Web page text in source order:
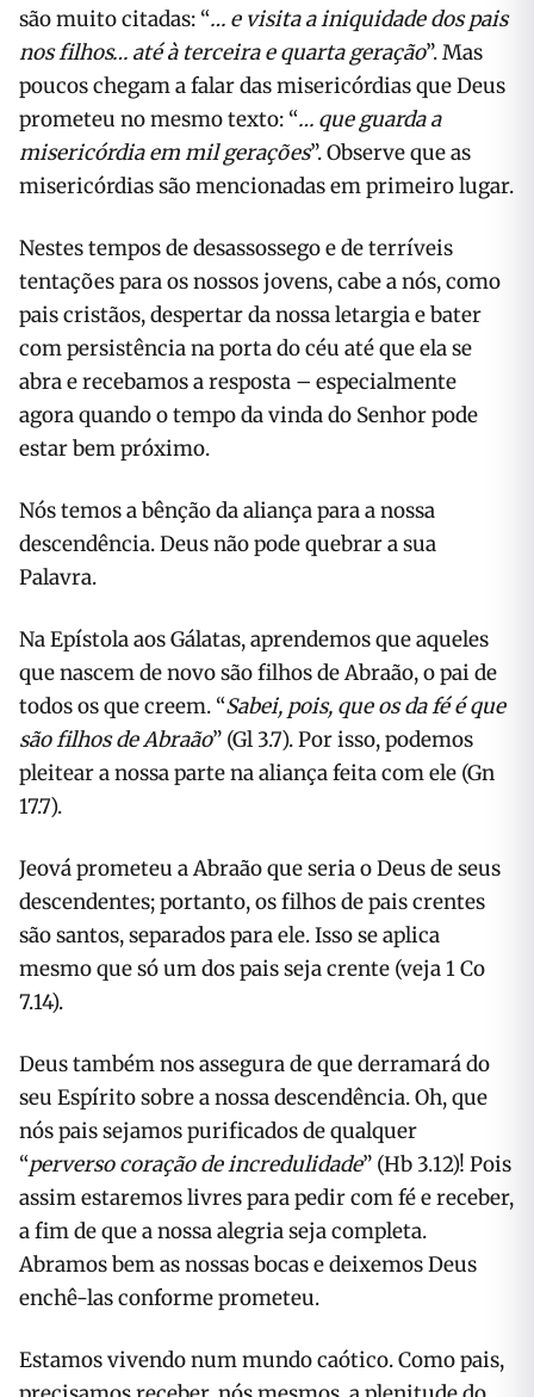
são muito citadas: “… e visita a iniquidade dos pais
nos filhos… até à terceira e quarta geração”.Mas
poucos chegam a falar das misericórdias que Deus
prometeu no mesmo texto: “… que guarda a
misericórdia em mil gerações”.Observe que as
misericórdias são mencionadas em primeiro lugar.
Nestes tempos de desassossego e de terríveis
tentações para os nossos jovens, cabe a nós, como
pais cristãos, despertar da nossa letargia e bater
com persistência na porta do céu até que ela se
abra e recebamos a resposta – especialmente
agora quando o tempo da vinda do Senhor pode
estar bem próximo.
Nós temos a bênção da aliança para a nossa
descendência. Deus não pode quebrar a sua
Palavra.
Na Epístola aos Gálatas, aprendemos que aqueles
que nascem de novo são filhos de Abraão, o pai de
todos os que creem. “Sabei, pois, que os da fé é que
são filhos de Abraão” (Gl 3.7). Por isso, podemos
pleitear a nossa parte na aliança feita com ele (Gn
17.7).
Jeová prometeu a Abraão que seria o Deus de seus
descendentes; portanto, os filhos de pais crentes
são santos, separados para ele. Isso se aplica
mesmo que só um dos pais seja crente (veja 1 Co
7.14).
Deus também nos assegura de que derramará do
seu Espírito sobre a nossa descendência. Oh, que
nós pais sejamos purificados de qualquer
“perverso coração de incredulidade” (Hb 3.12)! Pois
assim estaremos livres para pedir com fé e receber,
a fim de que a nossa alegria seja completa.
Abramos bem as nossas bocas e deixemos Deus
enchê-las conforme prometeu.
Estamos vivendo num mundo caótico. Como pais,